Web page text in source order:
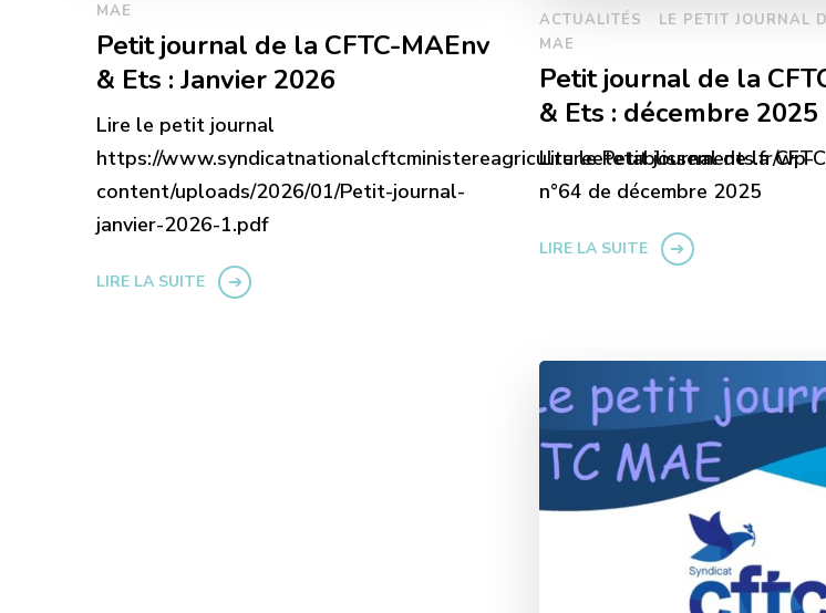
MAE
Petit journal de la CFTC-MAEnv
& Ets : Janvier 2026
Lire le petit journal
https://www.syndicatnationalcftcministereagricultureetetablissements.fr/wp-
content/uploads/2026/01/Petit-journal-
janvier-2026-1.pdf
LIRE LA SUITE
ACTUALITÉS
LE PETIT JOURNAL
MAE
Petit journal de la
& Ets : décembre 2025
Lire le Petit journal de la
n°64 de décembre 2025
LIRE LA SUITE